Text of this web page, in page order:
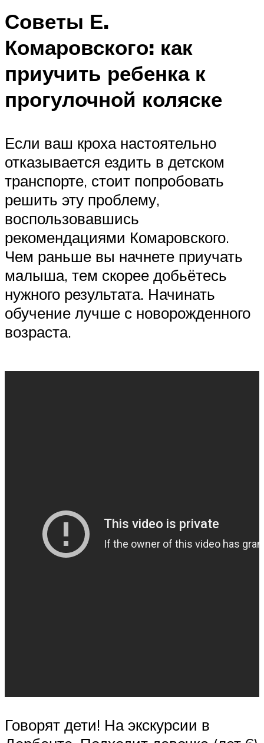
Советы Е.
Комаровского: как
приучить ребенка к
прогулочной коляске
Если ваш кроха настоятельно
отказывается ездить в детском
транспорте, стоит попробовать
решить эту проблему,
воспользовавшись
рекомендациями Комаровского.
Чем раньше вы начнете приучать
малыша, тем скорее добьётесь
нужного результата. Начинать
обучение лучше с новорожденного
возраста.
Говорят дети! На экскурсии в